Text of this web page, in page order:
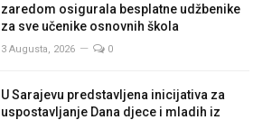
zaredom osigurala besplatne udžbenike
za sve učenike osnovnih škola
3 Augusta, 2026 0
U Sarajevu predstavljena inicijativa za
uspostavljanje Dana djece i mladih iz